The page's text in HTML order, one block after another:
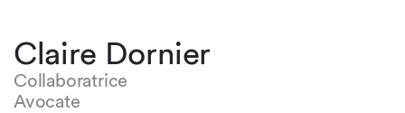
Claire Dornier
Collaboratrice
Avocate